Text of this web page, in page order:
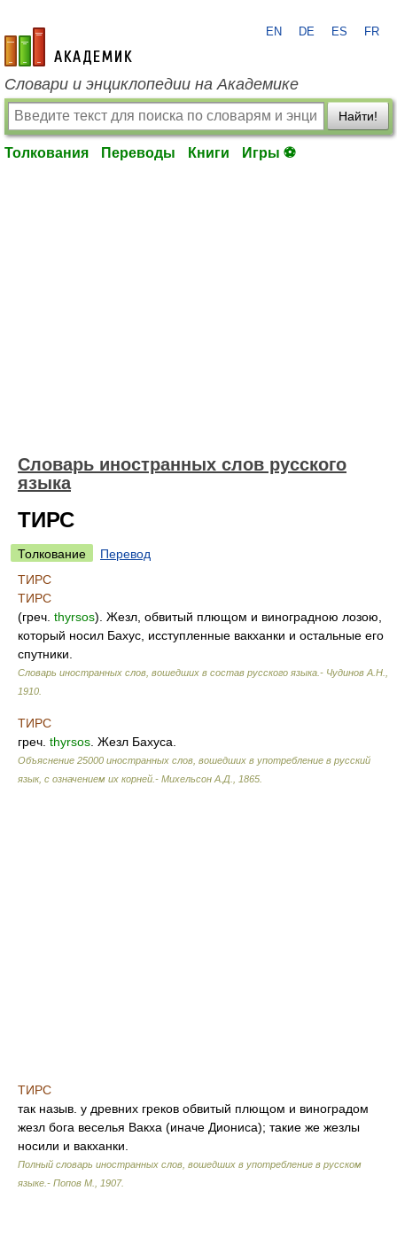
academic.ru
EN DE ES FR
Словари и энциклопедии на Академике
Найти!
Толкования Переводы Книги Игры ⚽
Словарь иностранных слов русского
языка
ТИРС
Толкование
Перевод
ТИРС
ТИРС
(греч. thyrsos). Жезл, обвитый плющом и виноградною лозою,
который носил Бахус, исступленные вакханки и остальные его
спутники.
Словарь иностранных слов, вошедших в состав русского языка.- Чудинов А.Н.
1910
ТИРС
греч. thyrsos . Жезл Бахуса.
Объяснение 25000 иностранных слов, вошедших в употребление в русский
язык, с означением их корней.- Михельсон А.Д.
1865
ТИРС
так назыв. у древних греков обвитый плющом и виноградом
жезл бога веселья Вакха (иначе Диониса); такие же жезлы
носили и вакханки.
Полный словарь иностранных слов, вошедших в употребление в русском
языке.- Попов М.
1907.